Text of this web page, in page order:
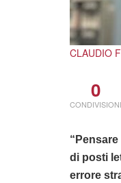
CLAUDIO
0
CONDIVISIONI
di posti
errore